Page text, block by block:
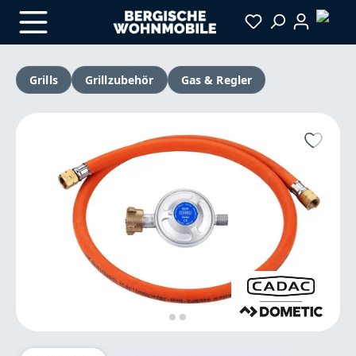
Zum Hauptinhalt springen
Grills
Grillzubehör Gas & Regler
Bildergalerie überspringen